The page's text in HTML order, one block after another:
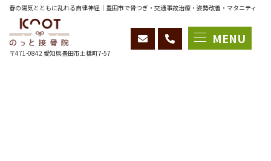
春の陽気とともに乱れる自律神経｜豊田市で骨つぎ・交通事故治療・姿勢改善・マタニティ
整体ならのっと接骨院
〒471-0842 愛知県豊田市土橋町7-57
MENU